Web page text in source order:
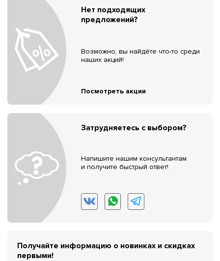
Нет подходящих
предложений?
Возможно, вы найдёте что-то среди
наших акций!
Посмотреть акции
Затрудняетесь с выбором?
Напишите нашим консультантам
и получите быстрый ответ!
Получайте информацию о новинках и скидках
первыми!